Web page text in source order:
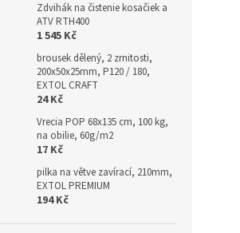
Zdvihák na čistenie kosačiek a
ATV RTH400
1 545 Kč
brousek dělený, 2 zrnitosti,
200x50x25mm, P120 / 180,
EXTOL CRAFT
24 Kč
Vrecia POP 68x135 cm, 100 kg,
na obilie, 60g/m2
17 Kč
pilka na větve zavírací, 210mm,
EXTOL PREMIUM
194 Kč